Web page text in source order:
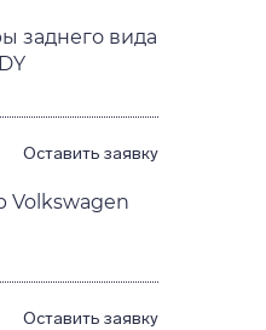
заднего вида
Оставить заявку
Volkswagen
Оставить заявку